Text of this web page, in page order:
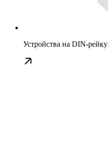
Устройства на DIN-рейку